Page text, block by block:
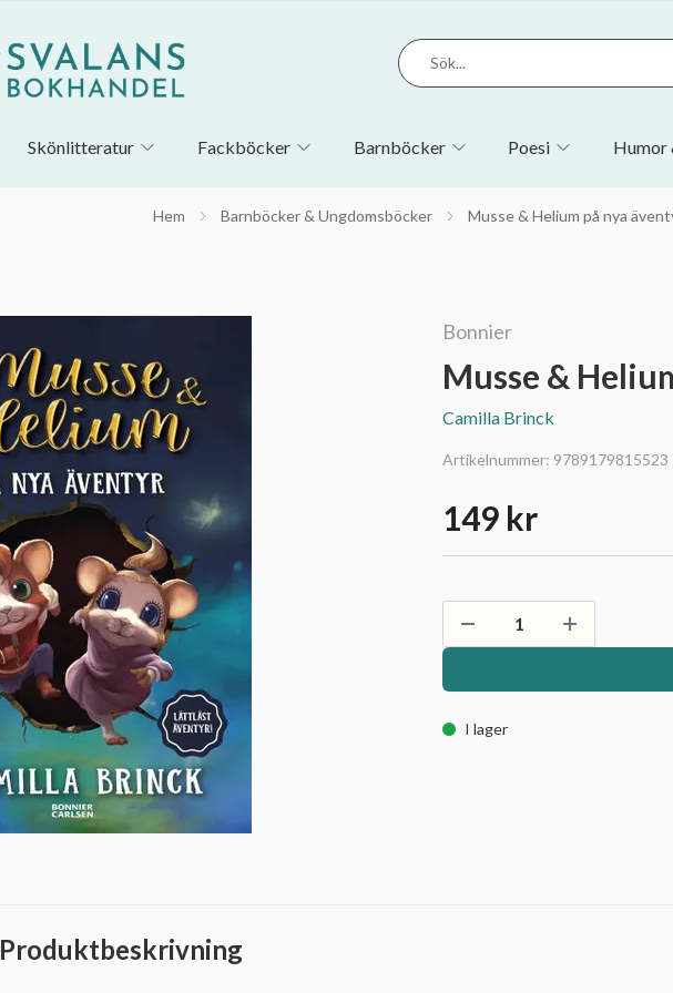
Skönlitteratur Fackböcker Barnböcker Poesi Humor
Hem Barnböcker & Ungdomsböcker Musse & Helium på nya
Bonnier
Musse &
Camilla Brinck
Artikelnummer: 9789179815523
149 kr
I lager
Produktbeskrivning